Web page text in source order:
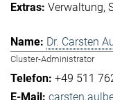
Verwaltung
Dr. Carsten
Cluster-Administrator
+49 511